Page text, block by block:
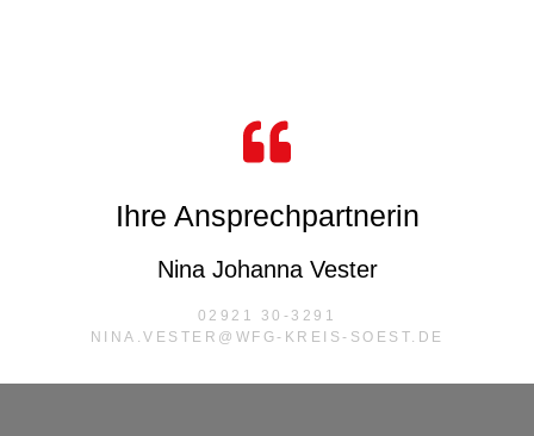
Ihre Ansprechpartnerin
Nina Johanna Vester
02921 30-3291
NINA.VESTER@WFG-KREIS-SOEST.DE